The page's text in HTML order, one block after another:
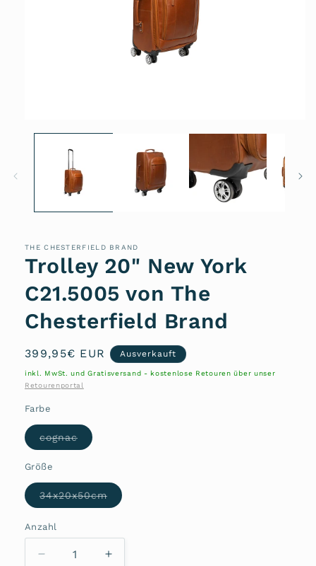
THE CHESTERFIELD BRAND
Trolley 20" New York
C21.5005 von The
Chesterfield Brand
Normaler
Preis
399,95€ EUR Ausverkauft
inkl. MwSt. und Gratisversand - kostenlose Retouren über unser
Retourenportal
Farbe
cognacVariante
ausverkauft
Größe
34x20x50cmVariante
ausverkauft
Anzahl
Anzahl
Verringere
Erhöhe